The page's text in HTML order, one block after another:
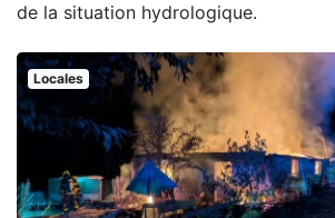
de la situation hydrologique.
Locales